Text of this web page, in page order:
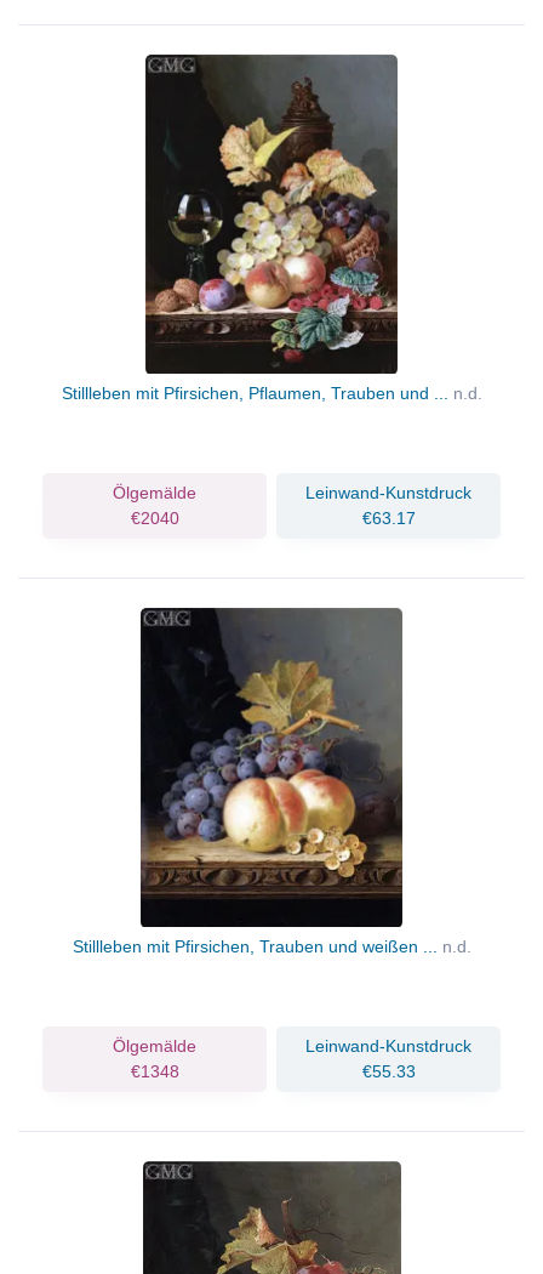
Stillleben mit Pfirsichen, Pflaumen, Trauben und ... n.d.
Ölgemälde
€2040
Leinwand-Kunstdruck
€63.17
Stillleben mit Pfirsichen, Trauben und weißen ... n.d.
Ölgemälde
€1348
Leinwand-Kunstdruck
€55.33